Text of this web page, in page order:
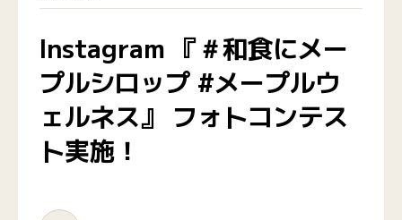
Instagram 『＃和食にメー
プルシロップ #メープルウ
ェルネス』 フォトコンテス
ト実施！